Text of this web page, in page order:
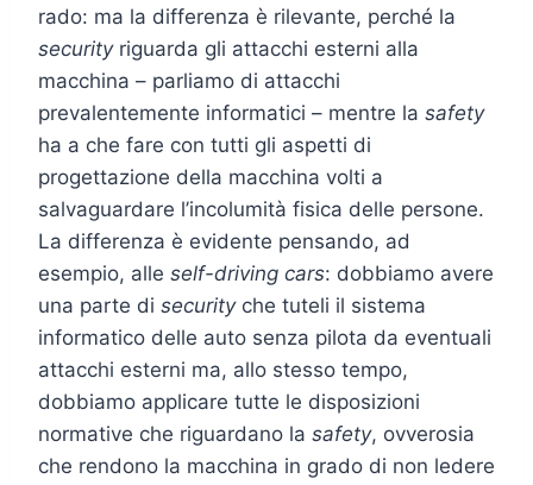
rado: ma la differenza è rilevante, perché la
securityriguarda gli attacchi esterni alla
macchina – parliamo di attacchi
prevalentemente informatici – mentre la safety
ha a che fare con tutti gli aspetti di
progettazione della macchina volti a
salvaguardare l’incolumità fisica delle persone.
La differenza è evidente pensando, ad
esempio, alle self-driving cars: dobbiamo avere
una parte di securityche tuteli il sistema
informatico delle auto senza pilota da eventuali
attacchi esterni ma, allo stesso tempo,
dobbiamo applicare tutte le disposizioni
normative che riguardano la safety, ovverosia
che rendono la macchina in grado di non ledere